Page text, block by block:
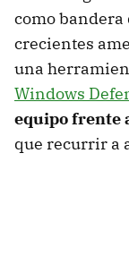
como bandera
crecientes
una
Windows
equipo frente
que recurrir a